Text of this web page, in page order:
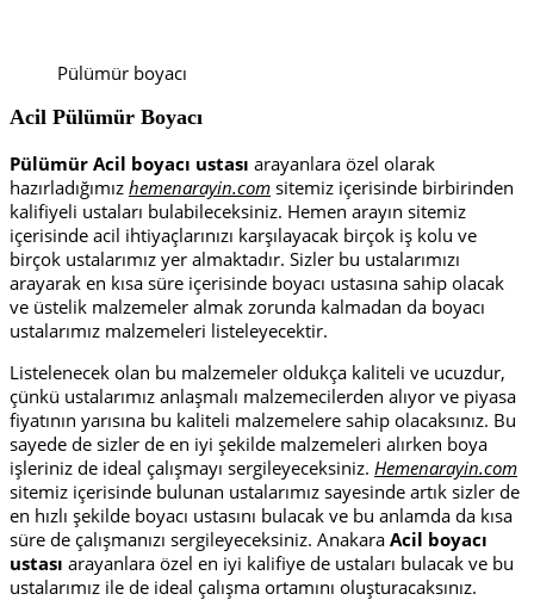
Pülümür boyacı
Acil Pülümür Boyacı
Pülümür Acil boyacı ustası arayanlara özel olarak
hazırladığımız hemenarayin.com sitemiz içerisinde birbirinden
kalifiyeli ustaları bulabileceksiniz. Hemen arayın sitemiz
içerisinde acil ihtiyaçlarınızı karşılayacak birçok iş kolu ve
birçok ustalarımız yer almaktadır. Sizler bu ustalarımızı
arayarak en kısa süre içerisinde boyacı ustasına sahip olacak
ve üstelik malzemeler almak zorunda kalmadan da boyacı
ustalarımız malzemeleri listeleyecektir.
Listelenecek olan bu malzemeler oldukça kaliteli ve ucuzdur,
çünkü ustalarımız anlaşmalı malzemecilerden alıyor ve piyasa
fiyatının yarısına bu kaliteli malzemelere sahip olacaksınız. Bu
sayede de sizler de en iyi şekilde malzemeleri alırken boya
işleriniz de ideal çalışmayı sergileyeceksiniz. Hemenarayin.com
sitemiz içerisinde bulunan ustalarımız sayesinde artık sizler de
en hızlı şekilde boyacı ustasını bulacak ve bu anlamda da kısa
süre de çalışmanızı sergileyeceksiniz. Anakara Acil boyacı
ustası arayanlara özel en iyi kalifiye de ustaları bulacak ve bu
ustalarımız ile de ideal çalışma ortamını oluşturacaksınız.